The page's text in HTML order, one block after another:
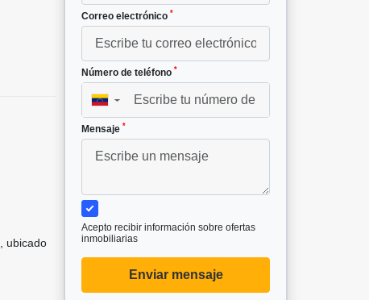
ubicado
Correo electrónico *
Número de teléfono *
▼
Mensaje *
Acepto recibir información sobre ofertas
inmobiliarias
Enviar mensaje